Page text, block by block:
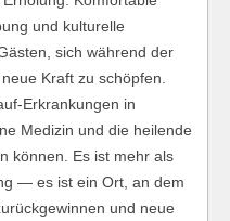
und kulturelle
sich während der
Kraft zu schöpfen.
in
Medizin und die heilende
können. Es ist mehr als
— es ist ein Ort, an dem
und neue